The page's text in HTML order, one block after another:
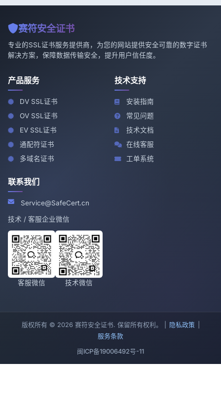
赛符安全证书
专业的SSL证书服务提供商，为您的网站提供安全可靠的数字证书
解决方案，保障数据传输安全，提升用户信任度。
产品服务
DV SSL证书
OV SSL证书
EV SSL证书
通配符证书
多域名证书
技术支持
安装指南
常见问题
技术文档
在线客服
工单系统
联系我们
Service@SafeCert.cn
技术 / 客服企业微信
客服微信 技术微信
版权所有 © 2026 赛符安全证书. 保留所有权利。 | 隐私政策
服务条款
闽ICP备19006492号-11